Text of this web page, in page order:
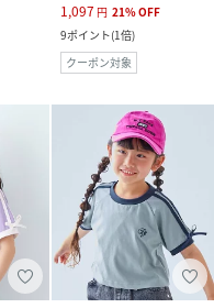
1,097 円 21%OFF
9ポイント(1倍)
クーポン対象